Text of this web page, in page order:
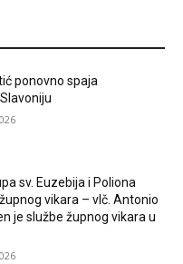
ponovno spaja
sv. Euzebija i Poliona
vikara – vlč. Antonio
je službe župnog vikara u